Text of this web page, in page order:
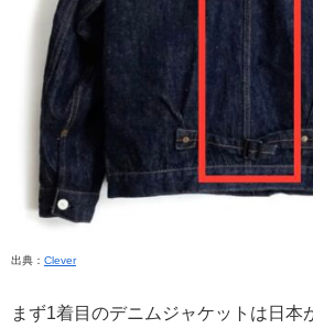
出典： Clever
まず1着目のデニムジャケットは日本